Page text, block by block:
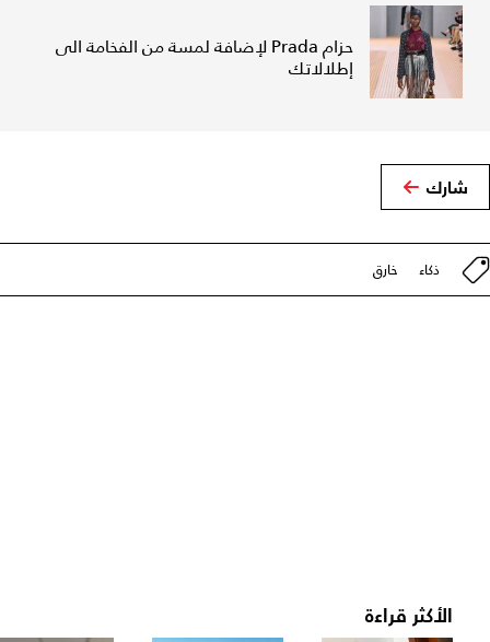
حزام Prada لإضافة لمسة من الفخامة الى
إطلالاتك
شارك
ذكاء خارق
الأكثر قراءة